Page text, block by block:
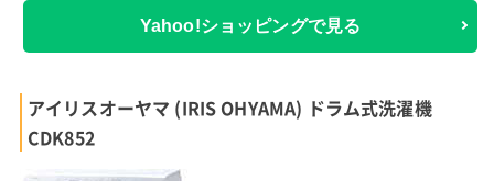
Yahoo!ショッピングで見る
アイリスオーヤマ (IRIS OHYAMA) ドラム式洗濯機
CDK852